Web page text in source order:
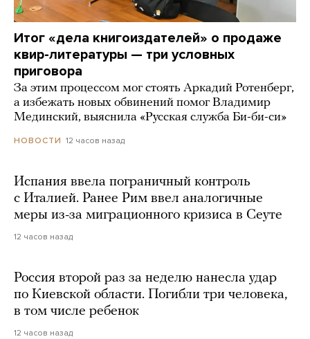
Итог «дела книгоиздателей» о продаже
квир-литературы — три условных
приговора
За этим процессом мог стоять Аркадий Ротенберг,
а избежать новых обвинений помог Владимир
Мединский, выяснила «Русская служба Би-би-си»
НОВОСТИ 12 часов назад
Испания ввела пограничный контроль
с Италией. Ранее Рим ввел аналогичные
меры из-за миграционного кризиса в Сеуте
12 часов назад
Россия второй раз за неделю нанесла удар
по Киевской области. Погибли три человека,
в том числе ребенок
12 часов назад